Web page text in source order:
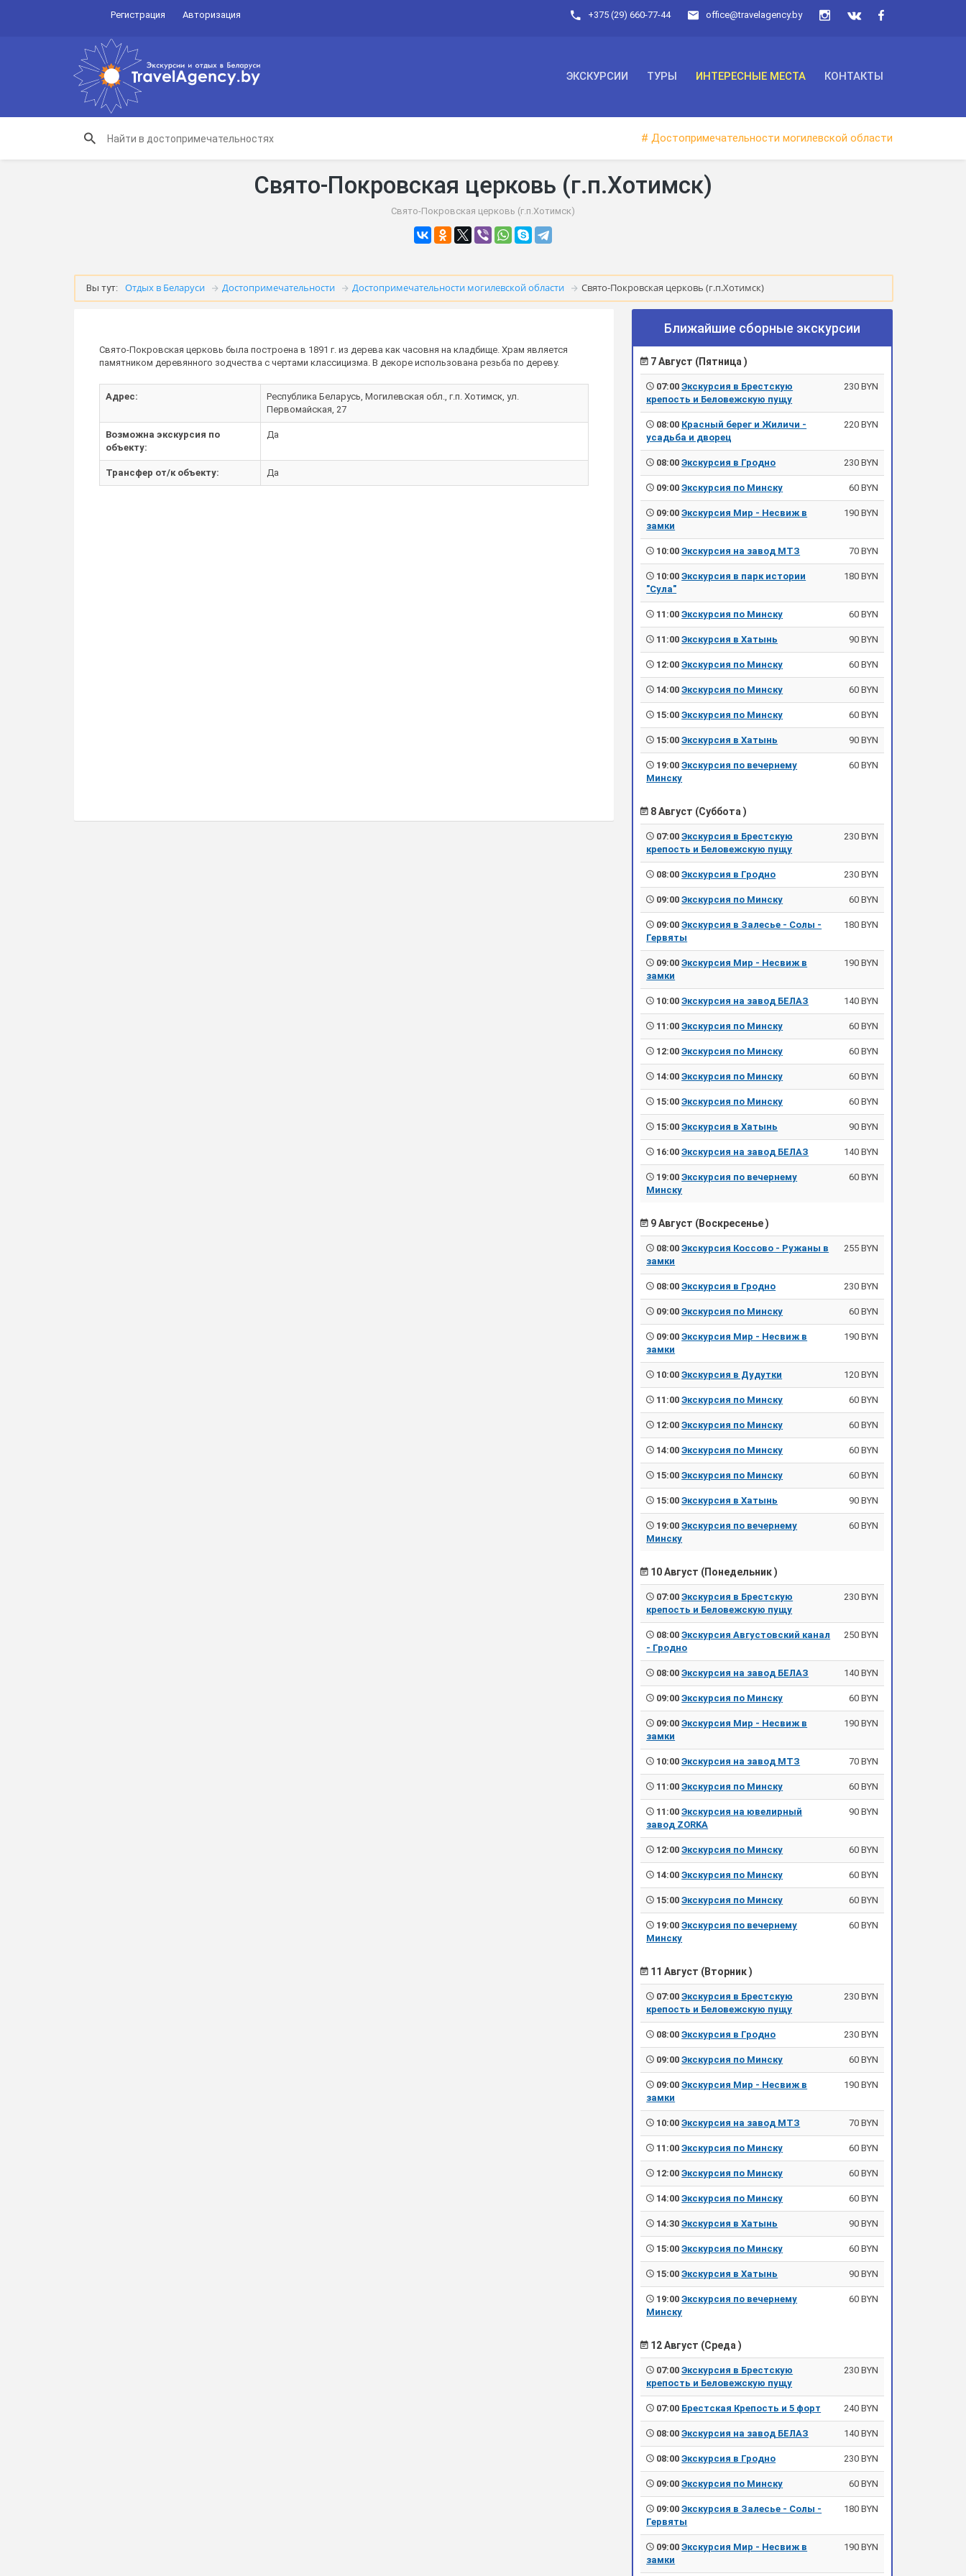
Регистрация Авторизация office@travelagency.by
+375 (29) 660-77-44
ЭКСКУРСИИ ТУРЫ ИНТЕРЕСНЫЕ МЕСТА КОНТАКТЫ
# Достопримечательности могилевской области
Свято-Покровская церковь (г.п.Хотимск)
Свято-Покровская церковь (г.п.Хотимск)
Вы тут: Отдых в Беларуси Достопримечательности Достопримечательности могилевской области Свято-Покровская церковь (г.п.Хотимск)
Свято-Покровская церковь была построена в 1891 г. из дерева как часовня на кладбище. Храм является
памятником деревянного зодчества с чертами классицизма. В декоре использована резьба по дереву.
Адрес:
Республика Беларусь, Могилевская обл., г.п. Хотимск, ул.
Первомайская, 27
Возможна экскурсия по
объекту:
Да
Трансфер от/к объекту: Да
Ближайшие сборные экскурсии
7 Август (Пятница )
07:00Экскурсия в Брестскую
крепость и Беловежскую пущу
230 BYN
08:00 Красный берег и Жиличи -
усадьба и дворец
220 BYN
08:00Экскурсия в Гродно 230 BYN
09:00Экскурсия по Минску 60 BYN
09:00Экскурсия Мир - Несвиж в
замки
190 BYN
10:00Экскурсия на завод МТЗ 70 BYN
10:00Экскурсия в парк истории
"Сула"
180 BYN
11:00Экскурсия по Минску 60 BYN
11:00Экскурсия в Хатынь 90 BYN
12:00Экскурсия по Минску 60 BYN
14:00Экскурсия по Минску 60 BYN
15:00Экскурсия по Минску 60 BYN
15:00Экскурсия в Хатынь 90 BYN
19:00Экскурсия по вечернему
Минску
60 BYN
8 Август (Суббота )
07:00Экскурсия в Брестскую
крепость и Беловежскую пущу
230 BYN
08:00Экскурсия в Гродно 230 BYN
09:00Экскурсия по Минску 60 BYN
09:00Экскурсия в Залесье - Солы -
Гервяты
180 BYN
09:00Экскурсия Мир - Несвиж в
замки
190 BYN
10:00Экскурсия на завод БЕЛАЗ 140 BYN
11:00Экскурсия по Минску 60 BYN
12:00Экскурсия по Минску 60 BYN
14:00Экскурсия по Минску 60 BYN
15:00Экскурсия по Минску 60 BYN
15:00Экскурсия в Хатынь 90 BYN
16:00Экскурсия на завод БЕЛАЗ 140 BYN
19:00Экскурсия по вечернему
Минску
60 BYN
9 Август (Воскресенье )
08:00Экскурсия Коссово - Ружаны в
замки
255 BYN
08:00Экскурсия в Гродно 230 BYN
09:00Экскурсия по Минску 60 BYN
09:00Экскурсия Мир - Несвиж в
замки
190 BYN
10:00Экскурсия в Дудутки 120 BYN
11:00Экскурсия по Минску 60 BYN
12:00Экскурсия по Минску 60 BYN
14:00Экскурсия по Минску 60 BYN
15:00Экскурсия по Минску 60 BYN
15:00Экскурсия в Хатынь 90 BYN
19:00Экскурсия по вечернему
Минску
60 BYN
10 Август (Понедельник )
07:00Экскурсия в Брестскую
крепость и Беловежскую пущу
230 BYN
08:00Экскурсия Августовский канал
- Гродно
250 BYN
08:00Экскурсия на завод БЕЛАЗ 140 BYN
09:00Экскурсия по Минску 60 BYN
09:00Экскурсия Мир - Несвиж в
замки
190 BYN
10:00Экскурсия на завод МТЗ 70 BYN
11:00Экскурсия по Минску 60 BYN
11:00Экскурсия на ювелирный
завод ZORKA
90 BYN
12:00Экскурсия по Минску 60 BYN
14:00Экскурсия по Минску 60 BYN
15:00Экскурсия по Минску 60 BYN
19:00Экскурсия по вечернему
Минску
60 BYN
11 Август (Вторник )
07:00Экскурсия в Брестскую
крепость и Беловежскую пущу
230 BYN
08:00Экскурсия в Гродно 230 BYN
09:00Экскурсия по Минску 60 BYN
09:00Экскурсия Мир - Несвиж в
замки
190 BYN
10:00Экскурсия на завод МТЗ 70 BYN
11:00Экскурсия по Минску 60 BYN
12:00Экскурсия по Минску 60 BYN
14:00Экскурсия по Минску 60 BYN
14:30Экскурсия в Хатынь 90 BYN
15:00Экскурсия по Минску 60 BYN
15:00Экскурсия в Хатынь 90 BYN
19:00Экскурсия по вечернему
Минску
60 BYN
12 Август (Среда )
07:00Экскурсия в Брестскую
крепость и Беловежскую пущу
230 BYN
07:00 Брестская Крепость и 5 форт 240 BYN
08:00Экскурсия на завод БЕЛАЗ 140 BYN
08:00Экскурсия в Гродно 230 BYN
09:00Экскурсия по Минску 60 BYN
09:00Экскурсия в Залесье - Солы -
Гервяты
180 BYN
09:00Экскурсия Мир - Несвиж в
замки
190 BYN